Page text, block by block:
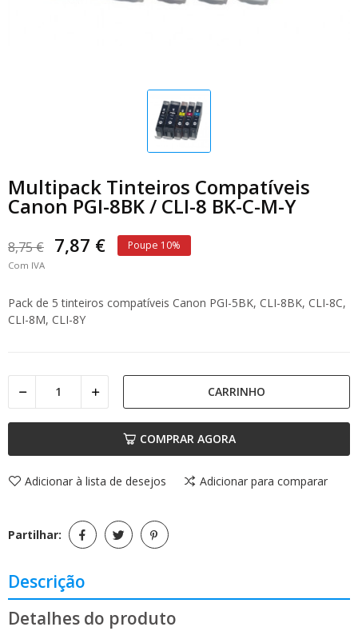
Multipack Tinteiros Compatíveis
Canon PGI-8BK / CLI-8 BK-C-M-Y
8,75 € 7,87 € Poupe 10%
Com IVA
Pack de 5 tinteiros compatíveis Canon PGI-5BK, CLI-8BK, CLI-8C,
CLI-8M, CLI-8Y
CARRINHO
COMPRAR AGORA
Adicionar à lista de desejos Adicionar para comparar
Partilhar:
Descrição
Detalhes do produto